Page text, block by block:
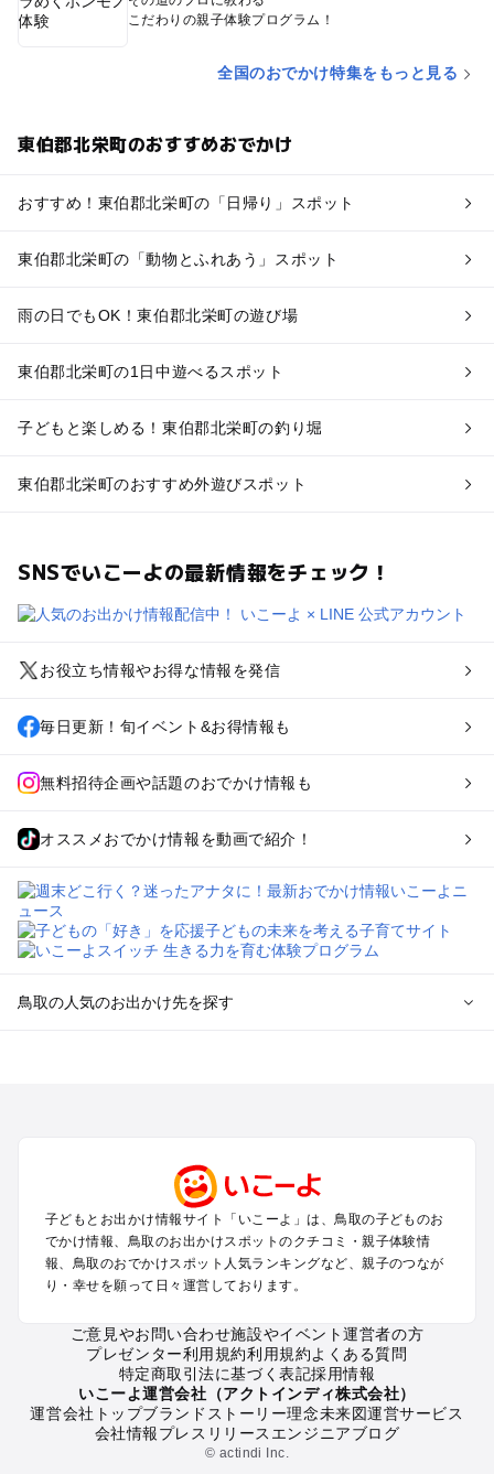
こだわりの親子体験プログラム！
全国のおでかけ特集をもっと見る
東伯郡北栄町のおすすめおでかけ
おすすめ！東伯郡北栄町の「日帰り」スポット
東伯郡北栄町の「動物とふれあう」スポット
雨の日でもOK！東伯郡北栄町の遊び場
東伯郡北栄町の1日中遊べるスポット
子どもと楽しめる！東伯郡北栄町の釣り堀
東伯郡北栄町のおすすめ外遊びスポット
SNSでいこーよの最新情報をチェック！
お役立ち情報やお得な情報を発信
毎日更新！旬イベント&お得情報も
無料招待企画や話題のおでかけ情報も
オススメおでかけ情報を動画で紹介！
鳥取の人気のお出かけ先を探す
鳥取の定番お出かけスポット
鳥取の遊園地
鳥取の動物園
鳥取のバーベキュー
鳥取の牧場
鳥取のプール
鳥取のアスレチック
鳥取の公園・総合公園
鳥取の観光
子どもとお出かけ情報サイト「いこーよ」は、鳥取の子どものお
でかけ情報、鳥取のお出かけスポットのクチコミ・親子体験情
報、鳥取のおでかけスポット人気ランキングなど、親子のつなが
り・幸せを願って日々運営しております。
ご意見やお問い合わせ施設やイベント運営者の方
プレゼンター利用規約利用規約よくある質問
特定商取引法に基づく表記採用情報
いこーよ運営会社（アクトインディ株式会社）
運営会社トップブランドストーリー理念未来図運営サービス
会社情報プレスリリース エンジニアブログ
© actindi Inc.